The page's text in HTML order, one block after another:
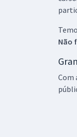
Não
Com